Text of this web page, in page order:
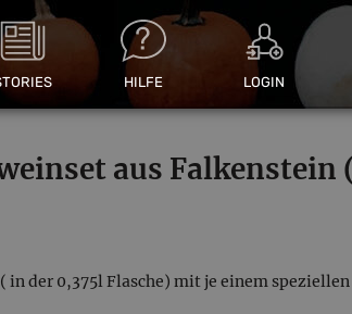
HILFE LOGIN
aus Falkenstein
in der 0,375l Flasche) mit je einem